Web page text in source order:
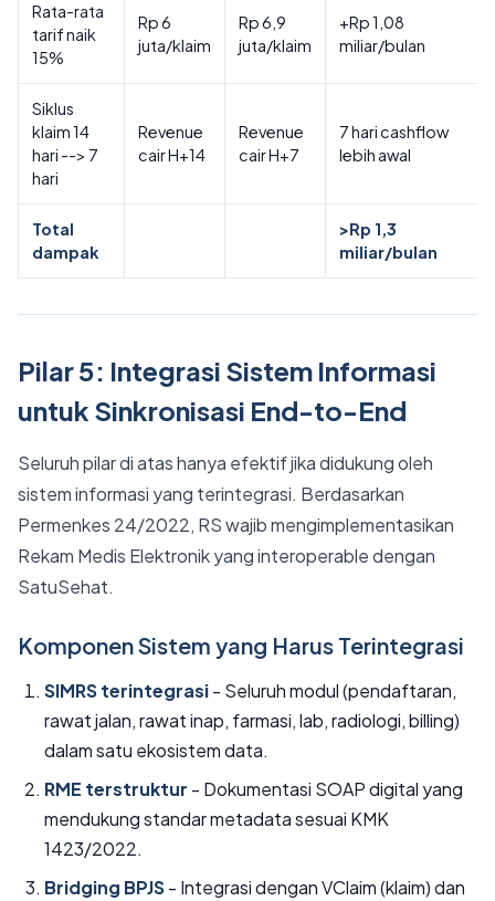
Rata-rata
tarif naik
15%
Rp 6
juta/klaim
Rp 6,9
juta/klaim
+Rp 1,08
miliar/bulan
Siklus
klaim 14
hari --> 7
hari
Revenue
cair H+14
Revenue
cair H+7
7 hari cashflow
lebih awal
Total
dampak
>Rp 1,3
miliar/bulan
Pilar 5: Integrasi Sistem Informasi
untuk Sinkronisasi End-to-End
Seluruh pilar di atas hanya efektif jika didukung oleh
sistem informasi yang terintegrasi. Berdasarkan
Permenkes 24/2022, RS wajib mengimplementasikan
Rekam Medis Elektronik yang interoperable dengan
SatuSehat.
Komponen Sistem yang Harus Terintegrasi
SIMRS terintegrasi- Seluruh modul (pendaftaran,
rawat jalan, rawat inap, farmasi, lab, radiologi, billing)
dalam satu ekosistem data.
RME terstruktur - Dokumentasi SOAP digital yang
mendukung standar metadata sesuai KMK
1423/2022.
Bridging BPJS- Integrasi dengan VClaim (klaim) dan